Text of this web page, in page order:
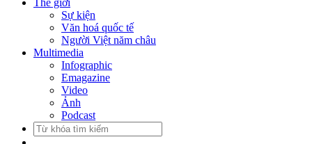
Thế giới
Sự kiện
Văn hoá quốc tế
Người Việt năm châu
Multimedia
Infographic
Emagazine
Video
Ảnh
Podcast